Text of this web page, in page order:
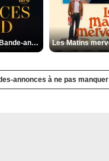
Les Silences de Riyad Bande-annonce VO STFR
annonces à ne pas manquer